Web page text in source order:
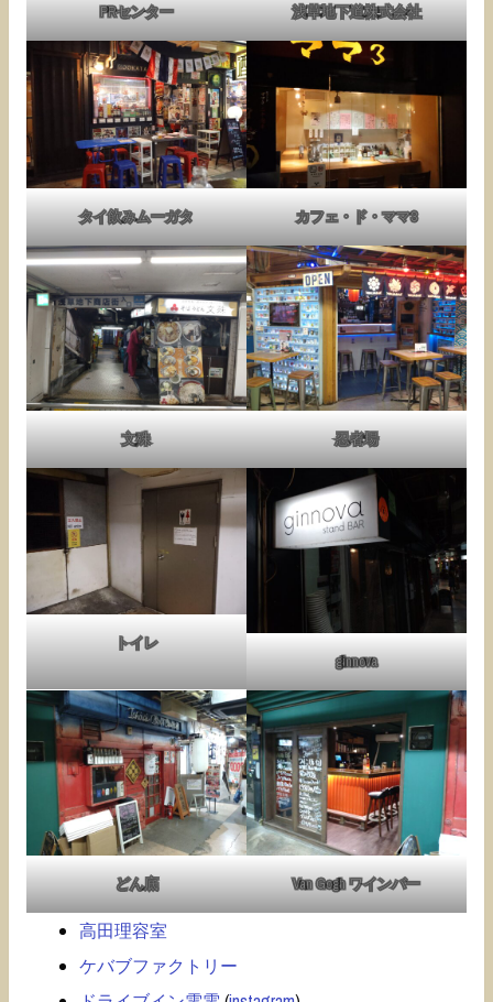
PRセンター 浅草地下道株式会社
タイ飲みムーガタ カフェ・ド・ママ3
文殊 忍者場
トイレ
ginnova
どん底 Van Gogh ワインバー
高田理容室
ケバブファクトリー